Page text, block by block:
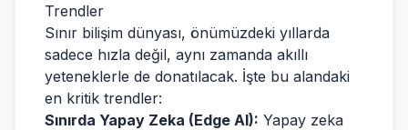
Trendler
Sınır bilişim dünyası, önümüzdeki yıllarda
sadece hızla değil, aynı zamanda akıllı
yeteneklerle de donatılacak. İşte bu alandaki
en kritik trendler:
Sınırda Yapay Zeka (Edge AI): Yapay zeka